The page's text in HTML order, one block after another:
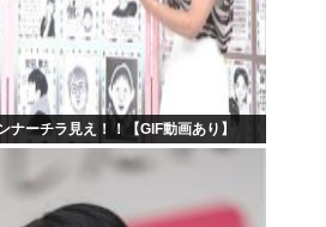
ーチラ見え！！【GIF動画あり】